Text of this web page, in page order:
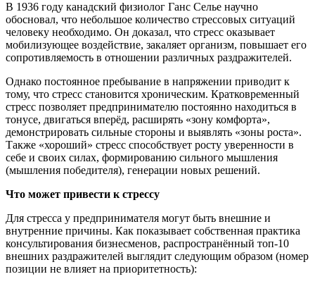
В 1936 году канадский физиолог Ганс Селье научно
обосновал, что небольшое количество стрессовых ситуаций
человеку необходимо. Он доказал, что стресс оказывает
мобилизующее воздействие, закаляет организм, повышает его
сопротивляемость в отношении различных раздражителей.
Однако постоянное пребывание в напряжении приводит к
тому, что стресс становится хроническим. Кратковременный
стресс позволяет предпринимателю постоянно находиться в
тонусе, двигаться вперёд, расширять «зону комфорта»,
демонстрировать сильные стороны и выявлять «зоны роста».
Также «хороший» стресс способствует росту уверенности в
себе и своих силах, формированию сильного мышления
(мышления победителя), генерации новых решений.
Что может привести к стрессу
Для стресса у предпринимателя могут быть внешние и
внутренние причины. Как показывает собственная практика
консультирования бизнесменов, распространённый топ-10
внешних раздражителей выглядит следующим образом (номер
позиции не влияет на приоритетность):